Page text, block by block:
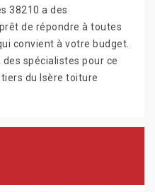
38210 a des
de répondre à toutes
convient à votre budget.
spécialistes pour ce
du Isère toiture